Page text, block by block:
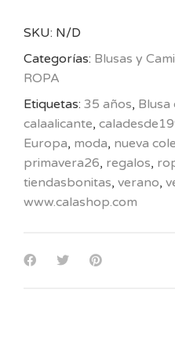
SKU: N/D
Categorías: Blusas y
ROPA
Etiquetas: 35 años, Blusa
calaalicante,
Europa, moda, nueva
primavera26, regalos,
tiendasbonitas, verano,
www.calashop.com